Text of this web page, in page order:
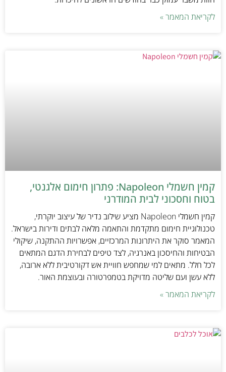
לקריאת המאמר »
קמין חשמלי Napoleon: פתרון חימום אלגנטי,
בטוח וחסכוני לבית המודרני
קמין חשמלי Napoleon מציע שילוב נדיר של עיצוב יוקרתי,
טכנולוגיית חימום מתקדמת והתאמה מלאה לבתים ודירות בישראל.
המאמר סוקר את היתרונות המרכזיים, אפשרויות ההתקנה, שיקולי
הבטיחות והחיסכון באנרגיה, לצד טיפים לבחירת הדגם המתאים
לכל חלל. מתאים למי שמחפש חוויית אש דקורטיבית ללא ארובה,
ללא עשן ועם שליטה מדויקת בטמפרטורה ובעוצמת האור.
לקריאת המאמר »